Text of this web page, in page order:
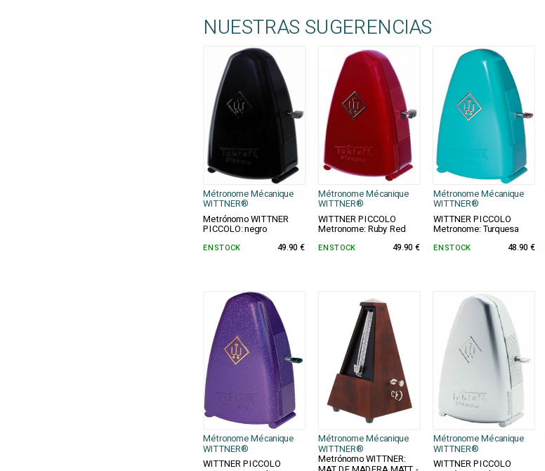
NUESTRAS SUGERENCIAS
Métronome Mécanique
WITTNER®
Métronome Mécanique
WITTNER®
Métronome Mécanique
WITTNER®
Metrónomo WITTNER
PICCOLO: negro
WITTNER PICCOLO
Metronome: Ruby Red
WITTNER PICCOLO
Metronome: Turquesa
EN STOCK 49.90 € EN STOCK 49.90 € EN STOCK 48.90 €
Métronome Mécanique
WITTNER®
Métronome Mécanique
WITTNER®
Métronome Mécanique
WITTNER®
WITTNER PICCOLO Metrónomo WITTNER: WITTNER PICCOLO